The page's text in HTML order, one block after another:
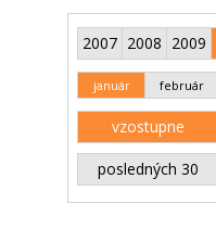
2007 2008 2009
január február
vzostupne
posledných 30